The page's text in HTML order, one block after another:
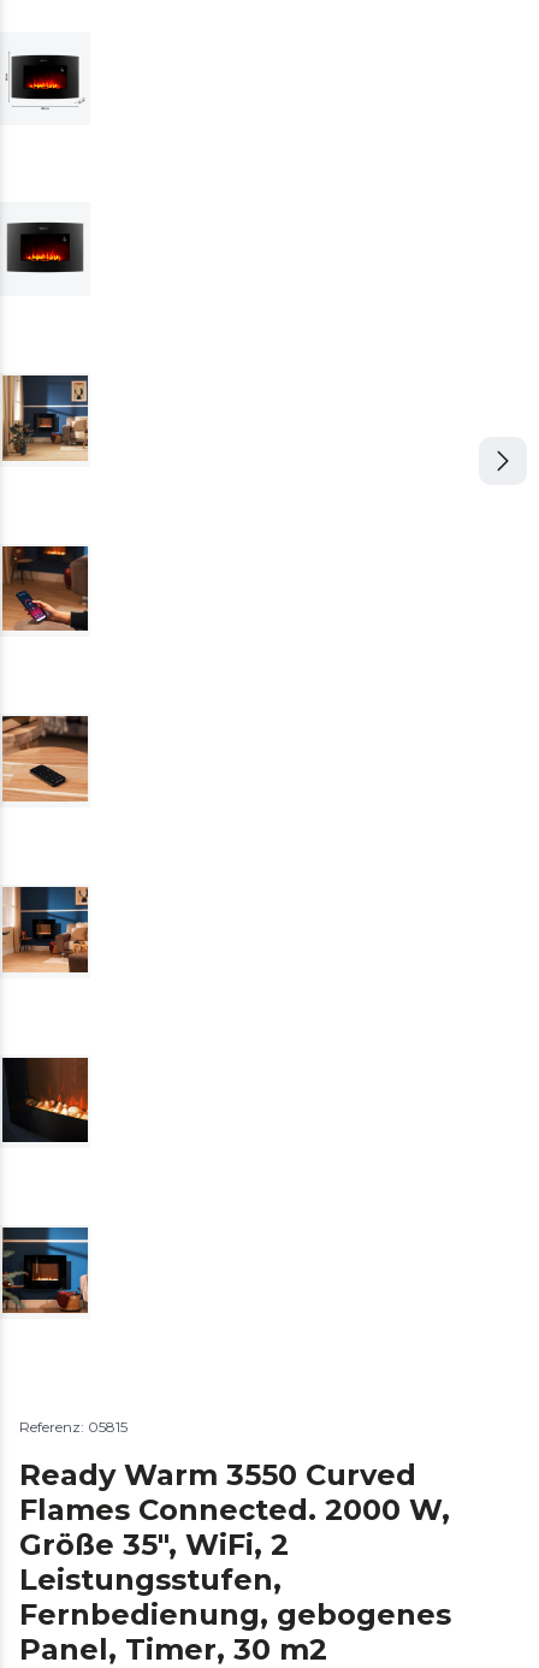
Referenz: 05815
Ready Warm 3550 Curved
Flames Connected. 2000 W,
Größe 35", WiFi, 2
Leistungsstufen,
Fernbedienung, gebogenes
Panel, Timer, 30 m2